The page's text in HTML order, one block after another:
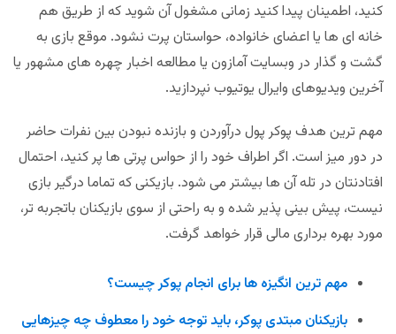
کنید، اطمینان پیدا کنید زمانی مشغول آن شوید که از طریق هم
خانه ای ها یا اعضای خانواده، حواستان پرت نشود. موقع بازی به
گشت و گذار در وبسایت آمازون یا مطالعه اخبار چهره های مشهور یا
آخرین ویدیوهای وایرال یوتیوب نپردازید.
مهم ترین هدف پوکر پول درآوردن و بازنده نبودن بین نفرات حاضر
در دور میز است. اگر اطراف خود را از حواس پرتی ها پر کنید، احتمال
افتادنتان در تله آن ها بیشتر می شود. بازیکنی که تماما درگیر بازی
نیست، پیش بینی پذیر شده و به راحتی از سوی بازیکنان باتجربه تر،
مورد بهره برداری مالی قرار خواهد گرفت.
مهم ترین انگیزه ها برای انجام پوکر چیست؟
بازیکنان مبتدی پوکر، باید توجه خود را معطوف چه چیزهایی